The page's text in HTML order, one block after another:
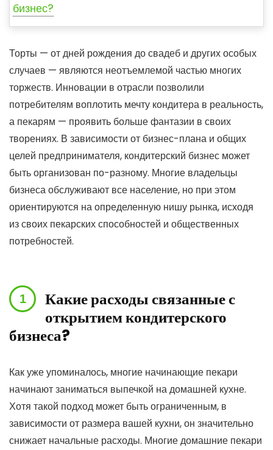
бизнес?
Торты — от дней рождения до свадеб и других особых
случаев — являются неотъемлемой частью многих
торжеств. Инновации в отрасли позволили
потребителям воплотить мечту кондитера в реальность,
а пекарям — проявить больше фантазии в своих
творениях. В зависимости от бизнес-плана и общих
целей предпринимателя, кондитерский бизнес может
быть организован по-разному. Многие владельцы
бизнеса обслуживают все население, но при этом
ориентируются на определенную нишу рынка, исходя
из своих пекарских способностей и общественных
потребностей.
Какие расходы связанные с
открытием кондитерского
бизнеса?
Как уже упоминалось, многие начинающие пекари
начинают заниматься выпечкой на домашней кухне.
Хотя такой подход может быть ограниченным, в
зависимости от размера вашей кухни, он значительно
снижает начальные расходы. Многие домашние пекари